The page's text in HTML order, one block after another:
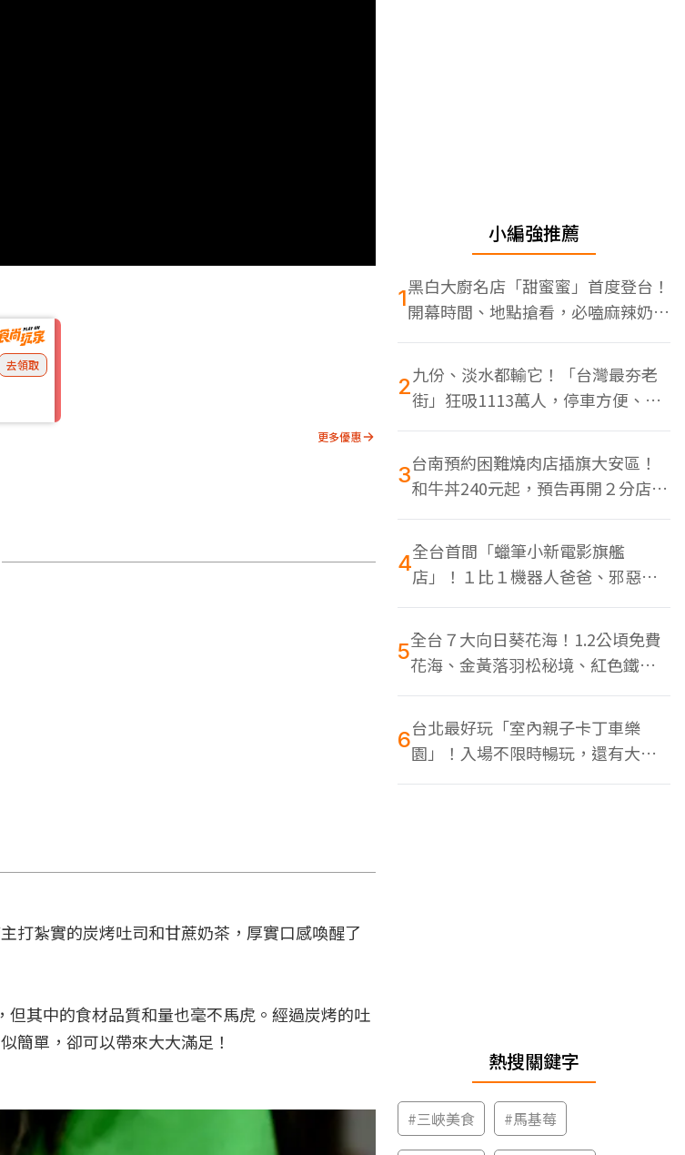
去領取
更多優惠
打紮實的炭烤吐司和甘蔗奶茶，厚實口感喚醒了
其中的食材品質和量也毫不馬虎。經過炭烤的吐
簡單，卻可以帶來大大滿足！
小編強推薦
1黑白大廚名店「甜蜜蜜」首度登台！
開幕時間、地點搶看，必嗑麻辣奶油
蝦
2九份、淡水都輸它！「台灣最夯老
街」狂吸1113萬人，停車方便、特
色美食多
3台南預約困難燒肉店插旗大安區！
和牛丼240元起，預告再開２分店、
地點曝光
4全台首間「蠟筆小新電影旗艦
店」！１比１機器人爸爸、邪惡正
男，百款周邊買翻
5全台７大向日葵花海！1.2公頃免費
花海、金黃落羽松秘境、紅色鐵橋
同框
6台北最好玩「室內親子卡丁車樂
園」！入場不限時暢玩，還有大螢
幕Switch遊戲區
熱搜關鍵字
#三峽美食 #馬基莓